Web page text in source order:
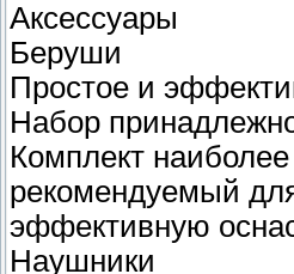
Аксессуары
Беруши
Простое и
Набор
Комплект
рекомендуемый
эффективную
Наушники